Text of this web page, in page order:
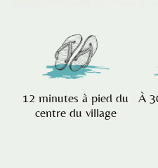
12 minutes à pied du
centre du village
À